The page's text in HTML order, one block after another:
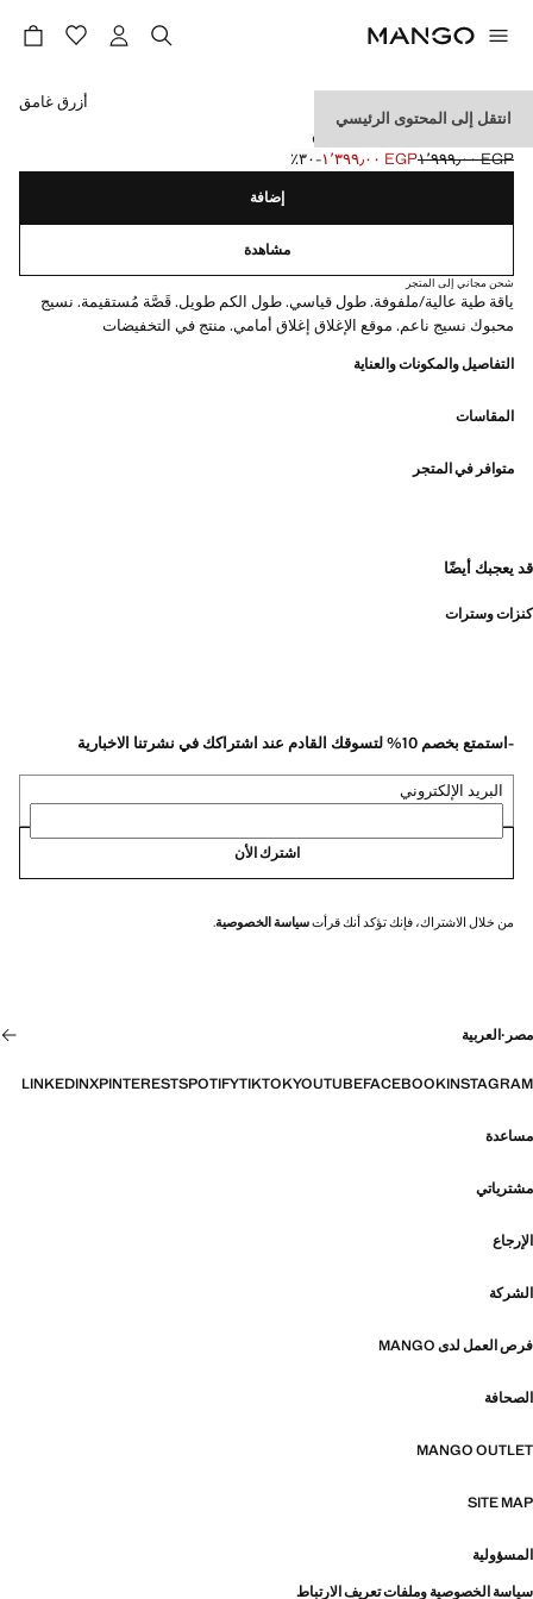
انتقل إلى المحتوى الرئيسي
كنزة بياقة مع صمام منزلق
السعر الأول محذوف [EGP ١٬٩٩٩٫٠٠ ]
EGP ١٬٩٩٩٫٠٠
السعر الحالي [EGP ١٬٣٩٩٫٠٠ ] EGP ١٬٣٩٩٫٠٠ ؜-٣٠٪؜
حدد اللون
أزرق غامق
إضافة
مشاهدة
شحن مجاني إلى المتجر
ياقة طية عالية/ملفوفة. طول قياسي. طول الكم طويل. قَصَّة مُستقيمة. نسيج
محبوك نسيج ناعم. موقع الإغلاق إغلاق أمامي. منتج في التخفيضات
التفاصيل والمكونات والعناية
المقاسات
متوافر في المتجر
قد يعجبك أيضًا
كنزات وسترات
-استمتع بخصم 10% لتسوقك القادم عند اشتراكك في نشرتنا الاخبارية
البريد الإلكتروني
اشترك الأن
من خلال الاشتراك، فإنك تؤكد أنك قرأتسياسة الخصوصية.
مصر ·العربية
INSTAGRAM
FACEBOOK
YOUTUBE
TIKTOK
SPOTIFY
PINTEREST
X
LINKEDIN
مساعدة
مشترياتي
الإرجاع
الشركة
فرص العمل لدى MANGO
الصحافة
MANGO OUTLET
SITE MAP
المسؤولية
سياسة الخصوصية وملفات تعريف الارتباط